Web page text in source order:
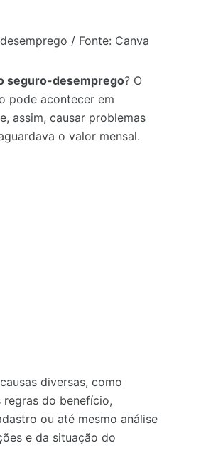
/ Fonte: Canva
seguro-desemprego? O
pode acontecer em
assim, causar problemas
o valor mensal.
diversas, como
do benefício,
ou até mesmo análise
e da situação do